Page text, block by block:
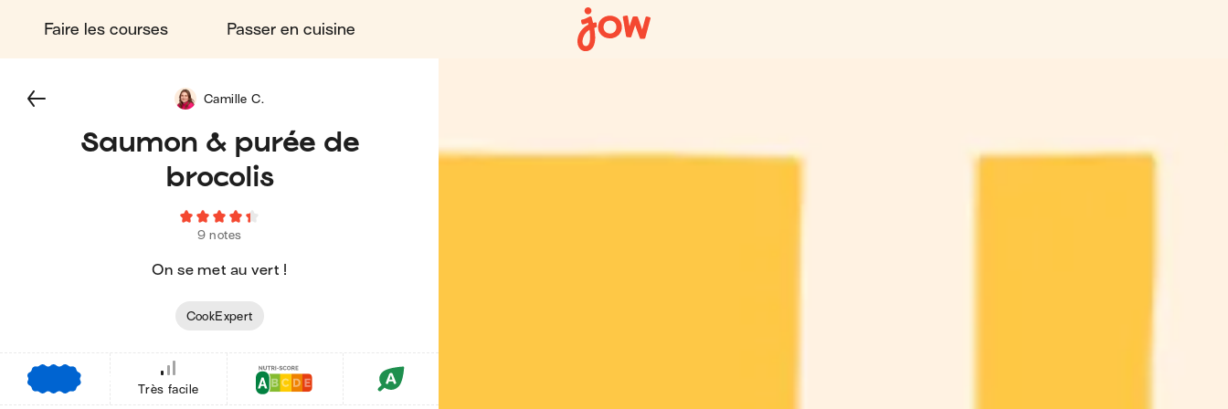
Faire les courses Passer en cuisine
Saumon & purée de
brocolis
9 notes
On se met au vert !
Camille C.
CookExpert
Très facile